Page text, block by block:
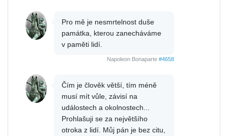
Pro mě je nesmrtelnost duše
památka, kterou zanecháváme
v paměti lidí.
Napoleon Bonaparte #4658
Čím je člověk větší, tím méně
musí mít vůle, závisí na
událostech a okolnostech...
Prohlašuji se za největšího
otroka z lidí. Můj pán je bez citu,